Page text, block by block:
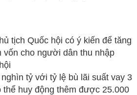
tịch Quốc hội có ý kiến để tăng
cho người dân thu nhập
tỷ với tỷ lệ bù lãi suất vay 3
thể huy động thêm được 25.000